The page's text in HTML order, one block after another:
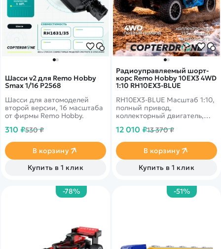
Радиоуправляемый шорт-
корс Remo Hobby 10EX3 4WD
1:10 RH10EX3-BLUE
RH10EX3-BLUE Масштаб 1:10,
полный привод,
коллекторный двигатель,
модульное шасси,
Ni-Mh 2500 mAh.
12 010 ₽13 370 ₽
В корзину
Купить в 1 клик
Шасси v2 для Remo Hobby
Smax 1/16 P2568
Шасси для автомоделей
второй версии, 16 масштаба
от фирмы Remo Hobby.
310 ₽530 ₽
В корзину
Купить в 1 клик
-78% -51%